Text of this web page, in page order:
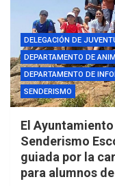
DELEGACIÓN DE
DEPARTAMENTO DE
DEPARTAMENTO DE
SENDERISMO
El
Senderismo
guiada por la
para alumnos